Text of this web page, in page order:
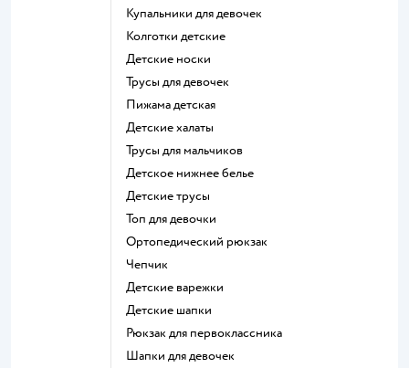
Купальники для девочек
Колготки детские
Детские носки
Трусы для девочек
Пижама детская
Детские халаты
Трусы для мальчиков
Детское нижнее белье
Детские трусы
Топ для девочки
Ортопедический рюкзак
Чепчик
Детские варежки
Детские шапки
Рюкзак для первоклассника
Шапки для девочек